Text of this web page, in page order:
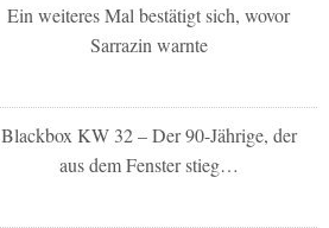
Ein weiteres Mal bestätigt sich, wovor
Sarrazin warnte
Blackbox KW 32 – Der 90-Jährige, der
aus dem Fenster stieg…